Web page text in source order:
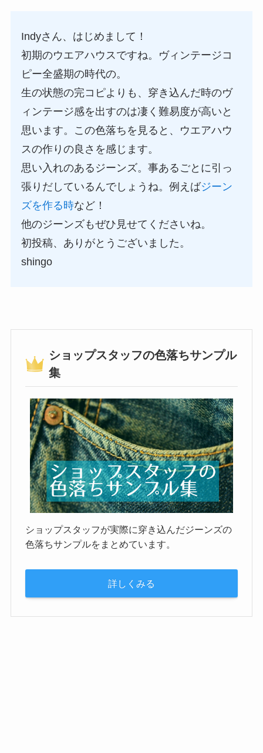
Indyさん、はじめまして！
初期のウエアハウスですね。ヴィンテージコ
ピー全盛期の時代の。
生の状態の完コピよりも、穿き込んだ時のヴ
ィンテージ感を出すのは凄く難易度が高いと
思います。この色落ちを見ると、ウエアハウ
スの作りの良さを感じます。
思い入れのあるジーンズ。事あるごとに引っ
張りだしているんでしょうね。例えばジーン
ズを作る時など！
他のジーンズもぜひ見せてくださいね。
初投稿、ありがとうございました。
shingo
ショップスタッフの色落ちサンプル
集
ショップスタッフが実際に穿き込んだジーンズの
色落ちサンプルをまとめています。
詳しくみる